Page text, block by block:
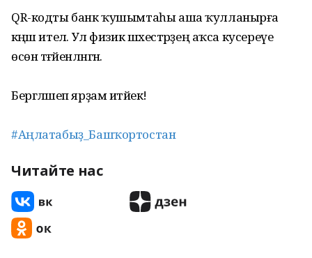
QR-кодты банк ҡушымтаһы аша ҡулланырға
кәңәш ителә. Ул физик шәхестәрҙең аҡса кусереүе
өсөн тәғәйенләнгән.
Бергәләшеп ярҙам итәйек!
#Аңлатабыҙ_Башҡортостан
Читайте нас